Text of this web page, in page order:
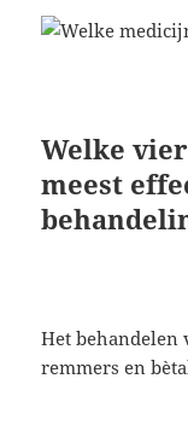
Welke
meest
Het behandelen
remmers en